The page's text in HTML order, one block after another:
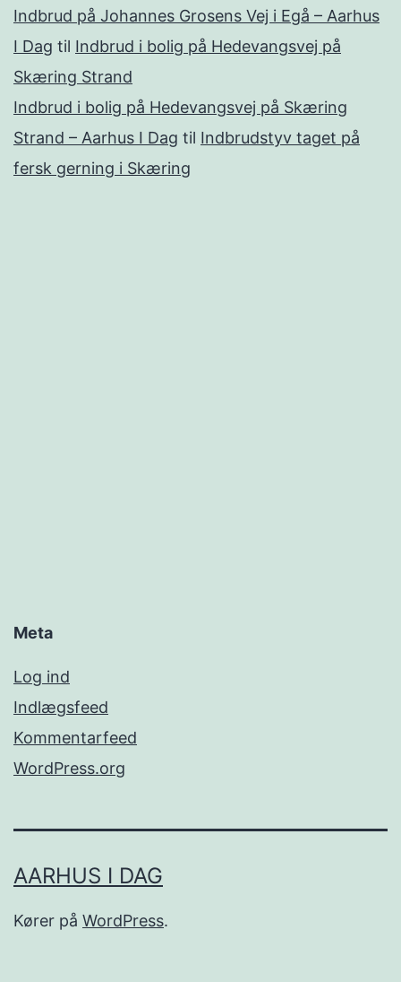
Indbrud på Johannes Grosens Vej i Egå – Aarhus
I Dag til Indbrud i bolig på Hedevangsvej på
Skæring Strand
Indbrud i bolig på Hedevangsvej på Skæring
Strand – Aarhus I Dag til Indbrudstyv taget på
fersk gerning i Skæring
Meta
Log ind
Indlægsfeed
Kommentarfeed
WordPress.org
AARHUS I DAG
Kører på WordPress.